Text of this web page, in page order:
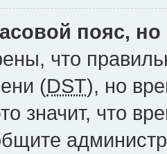
пояс,
что
(DST), но
значит, что